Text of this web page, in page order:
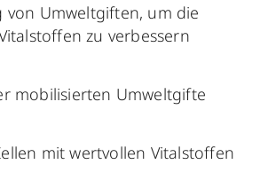
von Umweltgiften, um die
zu verbessern
mobilisierten Umweltgifte
mit wertvollen Vitalstoffen